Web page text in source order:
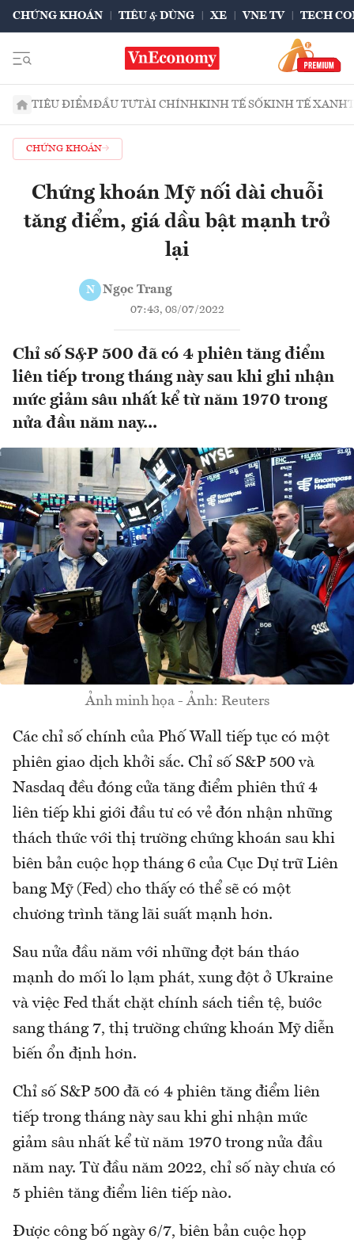
CHỨNG KHOÁN TIÊU & DÙNG XE VNE TV TECH
TIÊU ĐIỂMĐẦU TƯTÀI CHÍNHKINH TẾ SỐKINH TẾ XANH
CHỨNG KHOÁN
Chứng khoán Mỹ nối dài chuỗi
tăng điểm, giá dầu bật mạnh trở
lại
N Ngọc Trang
07:43, 08/07/2022
Chỉ số S&P 500 đã có 4 phiên tăng điểm
liên tiếp trong tháng này sau khi ghi nhận
mức giảm sâu nhất kể từ năm 1970 trong
nửa đầu năm nay...
Ảnh minh họa - Ảnh: Reuters
Các chỉ số chính của Phố Wall tiếp tục có một
phiên giao dịch khởi sắc. Chỉ số S&P 500 và
Nasdaq đều đóng cửa tăng điểm phiên thứ 4
liên tiếp khi giới đầu tư có vẻ đón nhận những
thách thức với thị trường chứng khoán sau khi
biên bản cuộc họp tháng 6 của Cục Dự trữ Liên
bang Mỹ (Fed) cho thấy có thể sẽ có một
chương trình tăng lãi suất mạnh hơn.
Sau nửa đầu năm với những đợt bán tháo
mạnh do mối lo lạm phát, xung đột ở Ukraine
và việc Fed thắt chặt chính sách tiền tệ, bước
sang tháng 7, thị trường chứng khoán Mỹ diễn
biến ổn định hơn.
Chỉ số S&P 500 đã có 4 phiên tăng điểm liên
tiếp trong tháng này sau khi ghi nhận mức
giảm sâu nhất kể từ năm 1970 trong nửa đầu
năm nay. Từ đầu năm 2022, chỉ số này chưa có
5 phiên tăng điểm liên tiếp nào.
Được công bố ngày 6/7, biên bản cuộc họp